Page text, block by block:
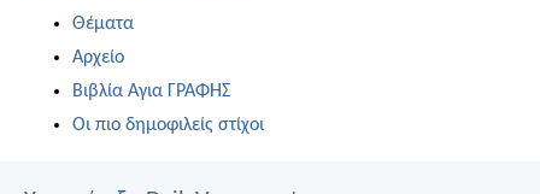
Θέματα
Αρχείο
Βιβλία Αγια ΓΡΑΦΗΣ
Οι πιο δημοφιλείς στίχοι